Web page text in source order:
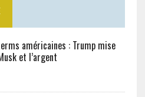
américaines : Trump mise
et l’argent